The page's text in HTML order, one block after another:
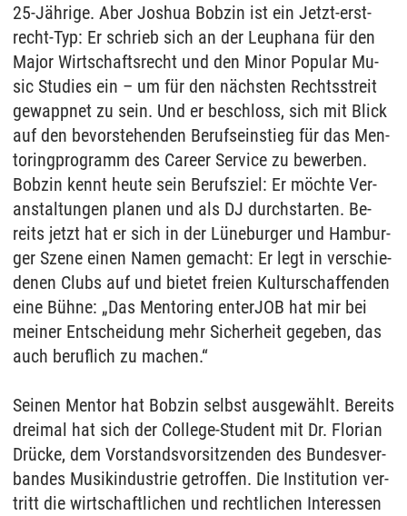
25-Jähri­ge. Aber Jos­hua Bob­zin ist ein Jetzt-erst-
recht-Typ: Er schrieb sich an der Leu­pha­na für den
Ma­jor Wirt­schafts­recht und den Mi­nor Po­pu­lar Mu­
sic Stu­dies ein – um für den nächs­ten Rechts­streit
ge­wapp­net zu sein. Und er be­schloss, sich mit Blick
auf den be­vor­ste­hen­den Be­rufs­ein­stieg für das Men­
to­ring­pro­gramm des Ca­re­er Ser­vice zu be­wer­ben.
Bob­zin kennt heu­te sein Be­rufs­ziel: Er möchte Ver­
an­stal­tun­gen pla­nen und als DJ durch­star­ten. Be­
reits jetzt hat er sich in der Lüne­bur­ger und Ham­bur­
ger Sze­ne ei­nen Na­men ge­macht: Er legt in ver­schie­
de­nen Clubs auf und bie­tet frei­en Kul­tur­schaf­fen­den
eine Bühne: „Das Men­to­ring en­t­er­JOB hat mir bei
mei­ner Ent­schei­dung mehr Si­cher­heit ge­ge­ben, das
auch be­ruf­lich zu ma­chen.“
Sei­nen Men­tor hat Bob­zin selbst aus­gewählt. Be­reits
drei­mal hat sich der Col­le­ge-Stu­dent mit Dr. Flo­ri­an
Drücke, dem Vor­stands­vor­sit­zen­den des Bun­des­ver­
ban­des Mu­sik­in­dus­trie ge­trof­fen. Die In­sti­tu­ti­on ver­
tritt die wirt­schaft­li­chen und recht­li­chen In­ter­es­sen